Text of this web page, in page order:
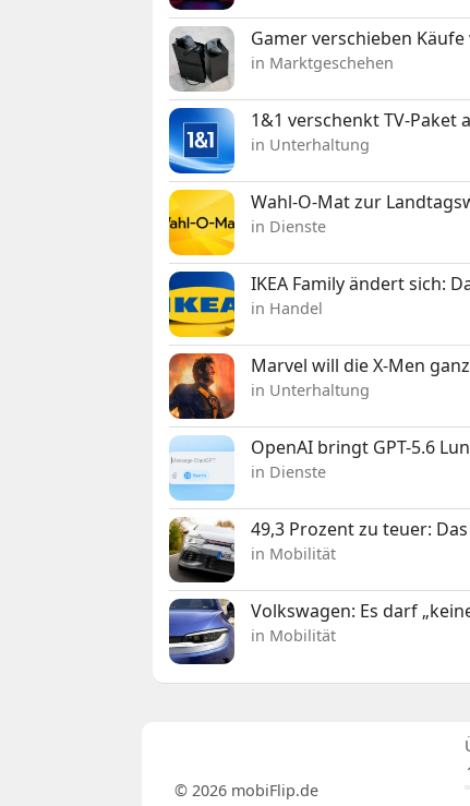
Gamer verschieben
in Marktgeschehen
1&1 verschenkt TV-Paket
in Unterhaltung
Wahl-O-Mat zur
in Dienste
IKEA Family ändert sich:
in Handel
Marvel will die X-Men
in Unterhaltung
OpenAI bringt GPT-5.6
in Dienste
49,3 Prozent zu teuer:
in Mobilität
Volkswagen: Es darf
in Mobilität
© 2026 mobiFlip.de